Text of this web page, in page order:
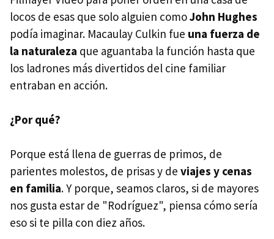
locos de esas que solo alguien comoJohn Hughes
podía imaginar. Macaulay Culkin fue una fuerza de
la naturaleza que aguantaba la función hasta que
los ladrones más divertidos del cine familiar
entraban en acción.
¿Por qué?
Porque está llena de guerras de primos, de
parientes molestos, de prisas y de viajes y cenas
en familia. Y porque, seamos claros, si de mayores
nos gusta estar de "Rodríguez", piensa cómo sería
eso si te pilla con diez años.